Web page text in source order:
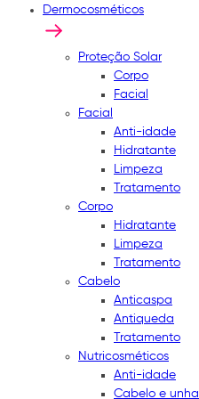
Dermocosméticos
Proteção Solar
Corpo
Facial
Facial
Anti-idade
Hidratante
Limpeza
Tratamento
Corpo
Hidratante
Limpeza
Tratamento
Cabelo
Anticaspa
Antiqueda
Tratamento
Nutricosméticos
Anti-idade
Cabelo e unha